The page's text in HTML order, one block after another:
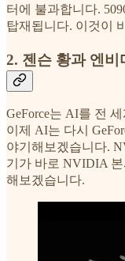
터에 불과합니다.
탑재됩니다. 이것이
2. 젠슨 황과 엔
GeForce는 AI를 전
이제 AI는 다시
야기해보겠습니다.
기가 바로 NVIDIA
해보겠습니다.